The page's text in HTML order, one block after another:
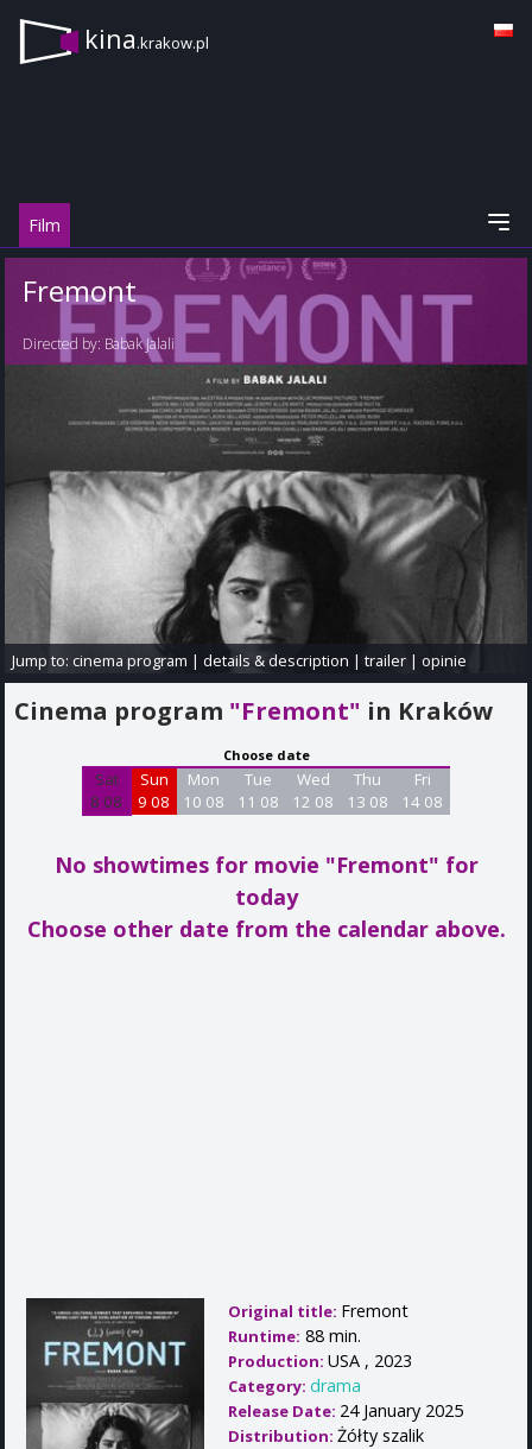
kina.krakow.pl
Film
Fremont
Directed by: Babak Jalali
Jump to:cinema program |details & description |trailer |opinie
Cinema program "Fremont" in Kraków
Choose date
Sat
8 08
Sun
9 08
Mon
10 08
Tue
11 08
Wed
12 08
Thu
13 08
Fri
14 08
No showtimes for movie "Fremont" for
today
Choose other date from the calendar above.
Original title: Fremont
Runtime: 88 min.
Production: USA , 2023
Category: drama
Release Date: 24 January 2025
Distribution: Żółty szalik